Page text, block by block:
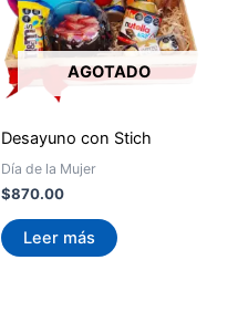
AGOTADO
Desayuno con Stich
Día de la Mujer
$870.00
Leer más